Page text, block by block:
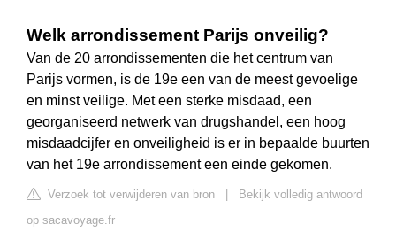
Welk arrondissement Parijs onveilig?
Van de 20 arrondissementen die het centrum van
Parijs vormen, is de 19e een van de meest gevoelige
en minst veilige. Met een sterke misdaad, een
georganiseerd netwerk van drugshandel, een hoog
misdaadcijfer en onveiligheid is er in bepaalde buurten
van het 19e arrondissement een einde gekomen.
Verzoek tot verwijderen van bron
Bekijk volledig antwoord
op sacavoyage.fr